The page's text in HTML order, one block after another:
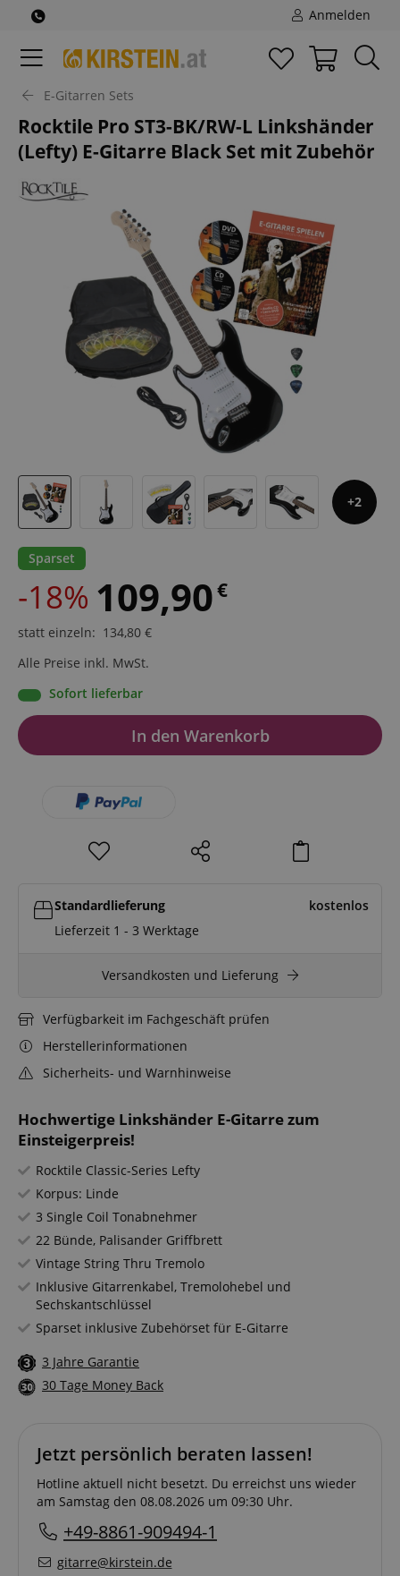
Anmelden
E-Gitarren Sets
Rocktile Pro ST3-BK/RW-L Linkshänder
(Lefty) E-Gitarre Black Set mit Zubehör
2
Hochwertige Linkshänder E-Gitarre zum
Einsteigerpreis!
Rocktile Classic-Series Lefty
Korpus: Linde
3 Single Coil Tonabnehmer
22 Bünde, Palisander Griffbrett
Vintage String Thru Tremolo
Inklusive Gitarrenkabel, Tremolohebel und
Sechskantschlüssel
Sparset inklusive Zubehörset für E-Gitarre
3 Jahre Garantie
30 Tage Money Back
Sparset
-18% 109,90€
statt einzeln: 134,80 €
Alle Preise inkl. MwSt.
Sofort lieferbar
In den Warenkorb
Standardlieferung
kostenlos
Lieferzeit 1 - 3 Werktage
Versandkosten und Lieferung
Verfügbarkeit im Fachgeschäft prüfen
Herstellerinformationen
Sicherheits- und Warnhinweise
Jetzt persönlich beraten lassen!
Hotline aktuell nicht besetzt. Du erreichst uns wieder
am Samstag den 08.08.2026 um 09:30 Uhr.
+49-8861-909494-1
gitarre@kirstein.de